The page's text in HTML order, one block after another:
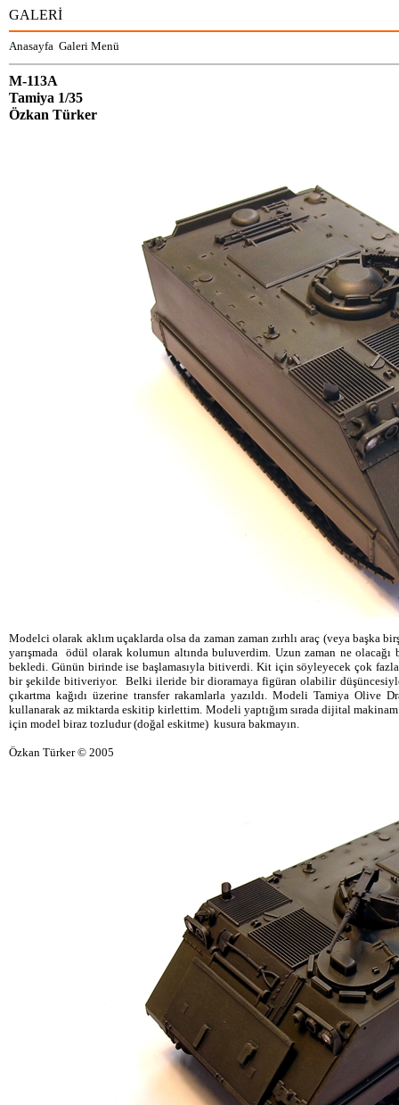
GALERİ
Anasayfa Galeri Menü
M-113A
Tamiya 1/35
Özkan Türker
Modelci olarak aklım uçaklarda olsa da zaman zaman zırhlı araç (veya başka
yarışmada ödül olarak kolumun altında buluverdim. Uzun zaman ne
bekledi. Günün birinde ise başlamasıyla bitiverdi. Kit için söyleyecek çok
bir şekilde bitiveriyor. Belki ileride bir dioramaya figüran olabilir
çıkartma kağıdı üzerine transfer rakamlarla yazıldı. Modeli Tamiya Olive
kullanarak az miktarda eskitip kirlettim. Modeli yaptığım sırada dijital
için model biraz tozludur (doğal eskitme) kusura bakmayın.
Özkan Türker © 2005